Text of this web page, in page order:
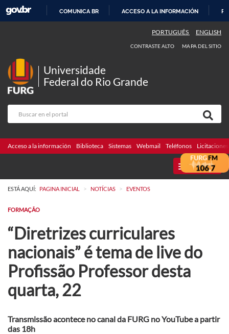
CONTENIDO
COMUNICA BR ACCESO A LA INFORMACIÓN
PORTUGUÊS ENGLISH
CONTRASTE ALTO MAPA DEL SITIO
Universidade
Federal do Rio Grande
Acceso a la información Biblioteca Sistemas Webmail Teléfonos Licitaciones
MENU
ESTÁ AQUÍ: PAGINA INICIAL > NOTÍCIAS > EVENTOS
FORMAÇÃO
“Diretrizes curriculares
nacionais” é tema de live do
Profissão Professor desta
quarta, 22
Transmissão acontece no canal da FURG no YouTube a partir
das 18h